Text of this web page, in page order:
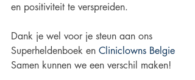
en positiviteit te verspreiden.
Dank je wel voor je steun aan ons
Superheldenboek en Cliniclowns Belgie
Samen kunnen we een verschil maken!